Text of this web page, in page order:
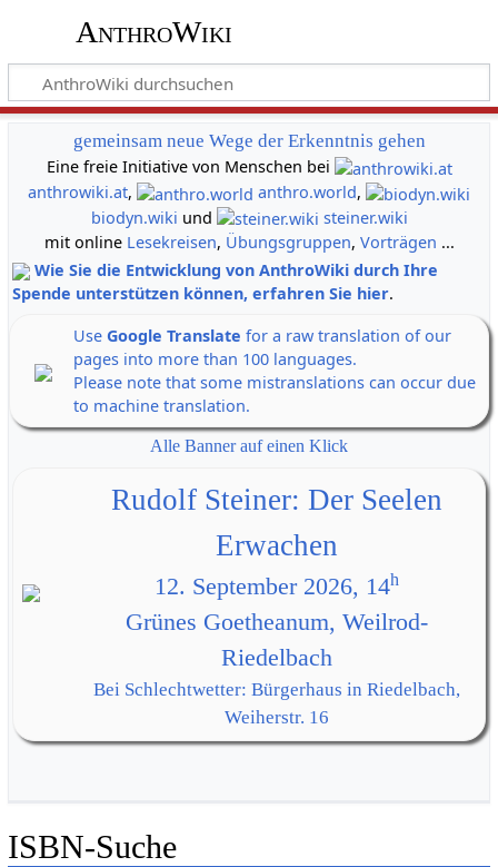
AnthroWiki
gemeinsam neue Wege der Erkenntnis gehen
Eine freie Initiative von Menschen bei
anthrowiki.at, anthro.world,
biodyn.wiki und
steiner.wiki
mit online Lesekreisen, Übungsgruppen, Vorträgen ...
Wie Sie die Entwicklung von AnthroWiki durch Ihre
Spende unterstützen können, erfahren Sie hier.
Use Google Translate for a raw translation of our
pages into more than 100 languages.
Please note that some mistranslations can occur due
to machine translation.
Alle Banner auf einen Klick
Rudolf Steiner: Der Seelen
Erwachen
12. September 2026, 14h
Grünes Goetheanum, Weilrod-
Riedelbach
Bei Schlechtwetter: Bürgerhaus in Riedelbach,
Weiherstr. 16
ISBN-Suche